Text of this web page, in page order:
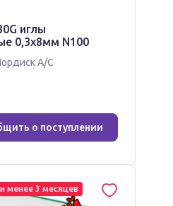
иглы
0,3х8мм N100
А/С
о поступлении
менее 3 месяцев